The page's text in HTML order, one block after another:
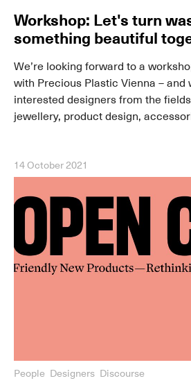
Workshop: Let's turn
something beautiful
We’re looking forward to a
with Precious Plastic Vienna – and
interested designers from the
jewellery, product design,
14 October 2021
People Designers Discourse